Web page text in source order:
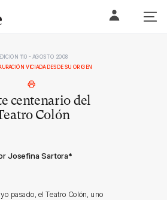
110 - AGOSTO 2008
VICIADA DESDE SU ORIGEN
centenario del
Colón
Josefina Sartora*
pasado, el Teatro Colón, uno